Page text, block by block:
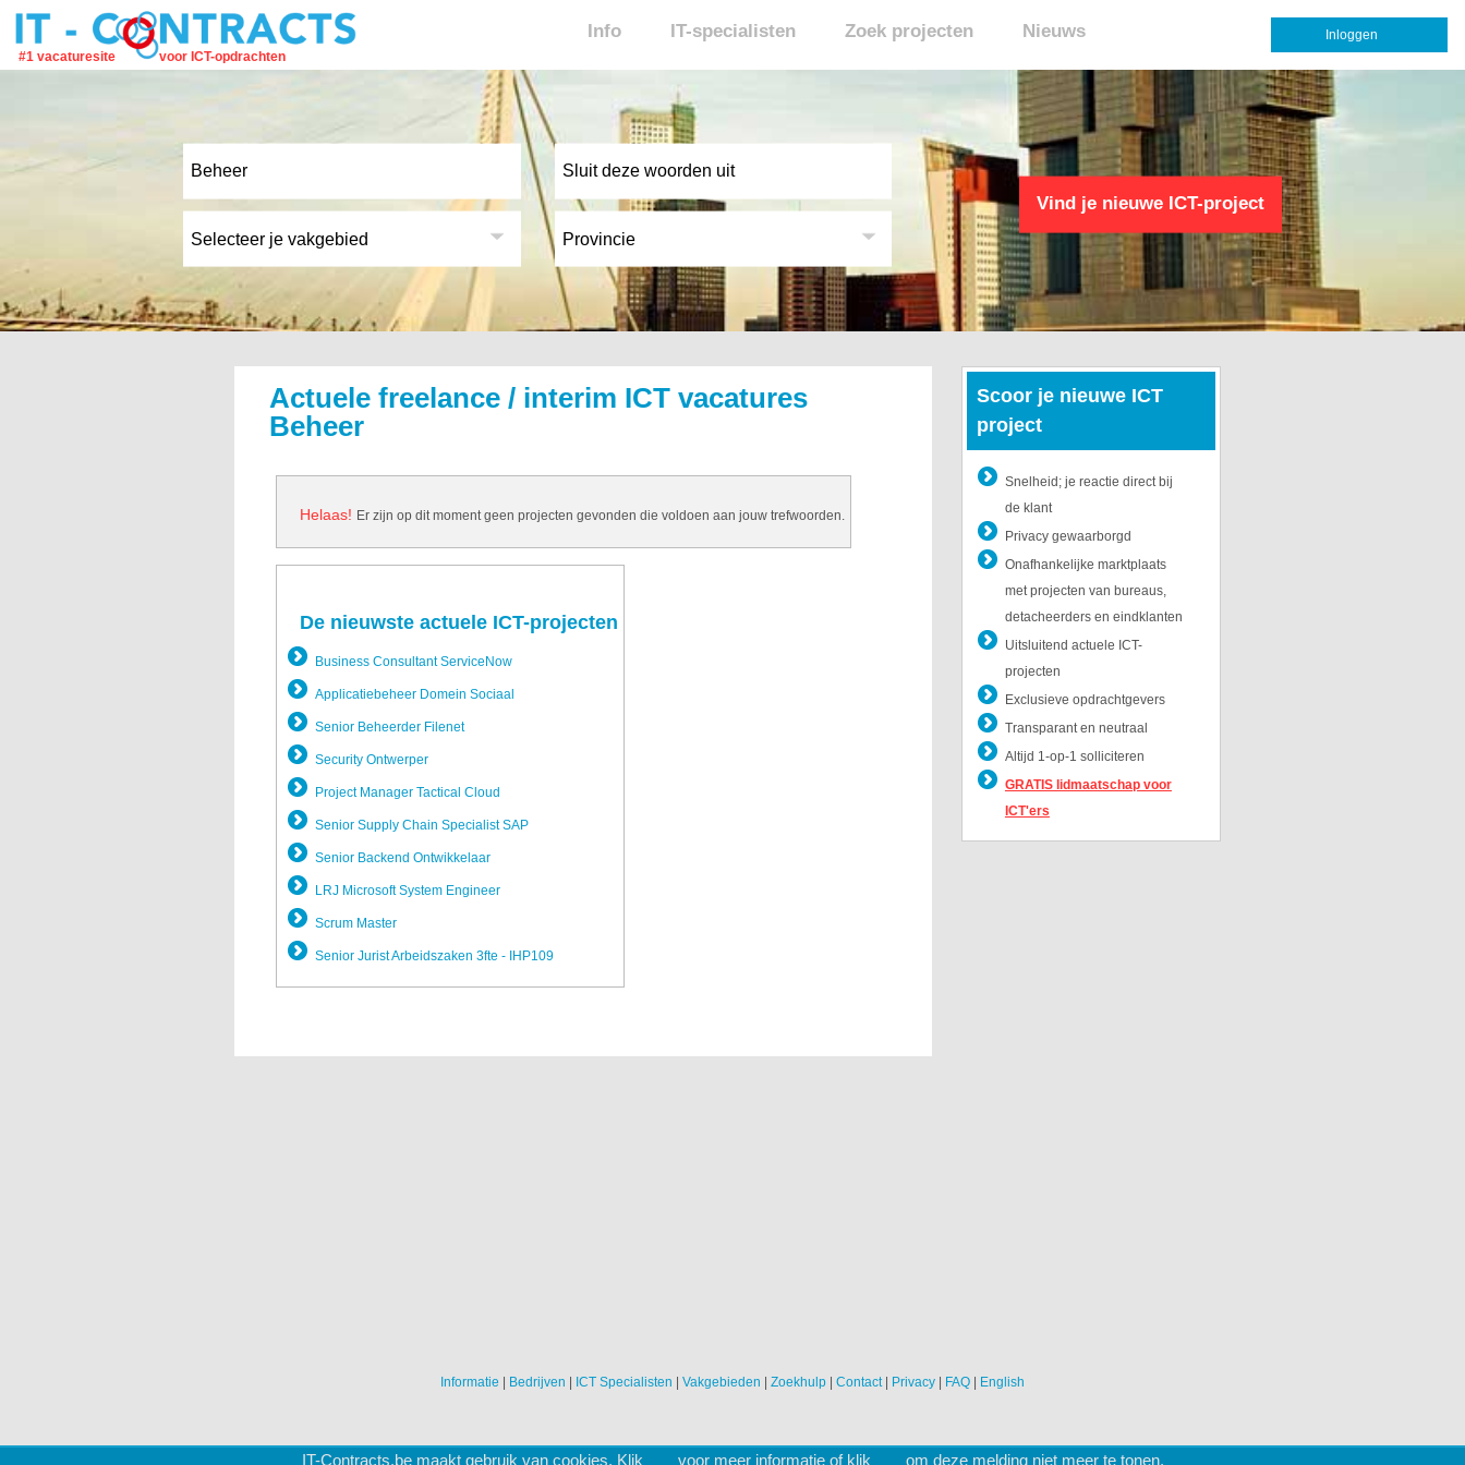
IT-Contracts.be maakt gebruik van cookies. Klik voor meer informatie of klik om deze melding niet meer te tonen.
#1 vacaturesite voor ICT-opdrachten
Inloggen
Info IT-specialisten Zoek projecten Nieuws
Vind je nieuwe ICT-project
Actuele freelance / interim ICT vacatures
Beheer
Helaas! Er zijn op dit moment geen projecten gevonden die voldoen aan jouw trefwoorden.
De nieuwste actuele ICT-projecten
Business Consultant ServiceNow
Applicatie­beheer Domein Sociaal
Senior Beheerder Filenet
Security Ontwerper
Project Manager Tactical Cloud
Senior Supply Chain Specialist SAP
Senior Backend Ontwikkela­ar
LRJ Microsoft System Engineer
Scrum Master
Senior Jurist Arbeidszak­en 3fte - IHP109
Scoor je nieuwe ICT
project
Snelheid; je reactie direct bij
de klant
Privacy gewaarborgd
Onafhankelijke marktplaats
met projecten van bureaus,
detacheerders en eindklanten
Uitsluitend actuele ICT-
projecten
Exclusieve opdrachtgevers
Transparant en neutraal
Altijd 1-op-1 solliciteren
GRATIS lidmaatschap voor
ICT'ers
Informatie Bedrijven ICT Specialisten Vakgebieden Zoekhulp Contact| Privacy FAQ English